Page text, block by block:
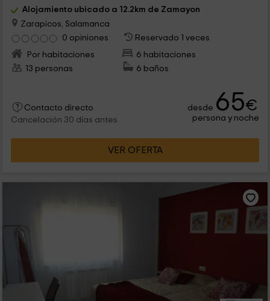
Alojamiento ubicado a 12.2km de Zamayon
Zarapicos, Salamanca
0 opiniones
Reservado 1 veces
Por habitaciones
6 habitaciones
13 personas
6 baños
Contacto directo
Cancelación 30 días antes
desde 65€
persona y noche
VER OFERTA